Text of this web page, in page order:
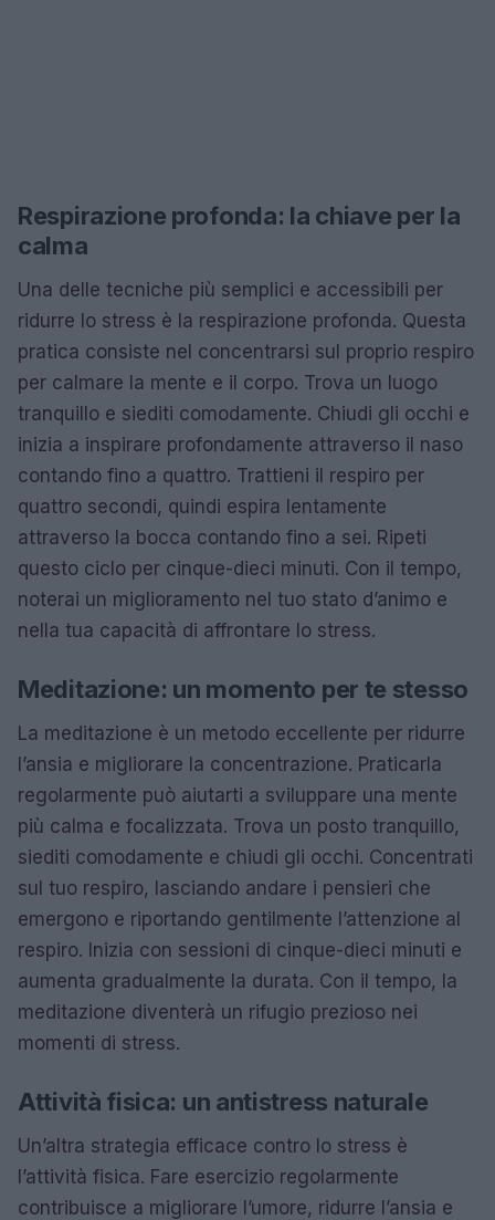
Respirazione profonda: la chiave per la
calma
Una delle tecniche più semplici e accessibili per
ridurre lo stress è la respirazione profonda. Questa
pratica consiste nel concentrarsi sul proprio respiro
per calmare la mente e il corpo. Trova un luogo
tranquillo e siediti comodamente. Chiudi gli occhi e
inizia a inspirare profondamente attraverso il naso
contando fino a quattro. Trattieni il respiro per
quattro secondi, quindi espira lentamente
attraverso la bocca contando fino a sei. Ripeti
questo ciclo per cinque-dieci minuti. Con il tempo,
noterai un miglioramento nel tuo stato d’animo e
nella tua capacità di affrontare lo stress.
Meditazione: un momento per te stesso
La meditazione è un metodo eccellente per ridurre
l’ansia e migliorare la concentrazione. Praticarla
regolarmente può aiutarti a sviluppare una mente
più calma e focalizzata. Trova un posto tranquillo,
siediti comodamente e chiudi gli occhi. Concentrati
sul tuo respiro, lasciando andare i pensieri che
emergono e riportando gentilmente l’attenzione al
respiro. Inizia con sessioni di cinque-dieci minuti e
aumenta gradualmente la durata. Con il tempo, la
meditazione diventerà un rifugio prezioso nei
momenti di stress.
Attività fisica: un antistress naturale
Un’altra strategia efficace contro lo stress è
l’attività fisica. Fare esercizio regolarmente
contribuisce a migliorare l’umore, ridurre l’ansia e